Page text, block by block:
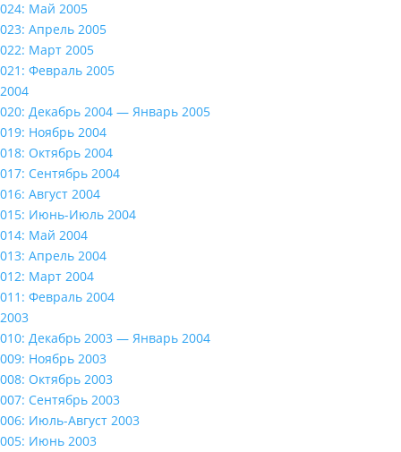
024: Май 2005
023: Апрель 2005
022: Март 2005
021: Февраль 2005
2004
020: Декабрь 2004 — Январь 2005
019: Ноябрь 2004
018: Октябрь 2004
017: Сентябрь 2004
016: Август 2004
015: Июнь-Июль 2004
014: Май 2004
013: Апрель 2004
012: Март 2004
011: Февраль 2004
2003
010: Декабрь 2003 — Январь 2004
009: Ноябрь 2003
008: Октябрь 2003
007: Сентябрь 2003
006: Июль-Август 2003
005: Июнь 2003